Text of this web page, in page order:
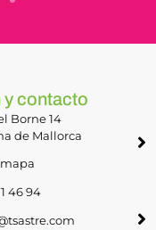
contacto
Borne 14
de Mallorca
46 94